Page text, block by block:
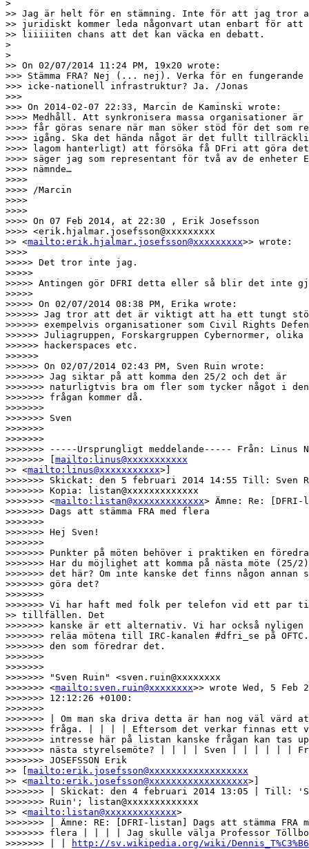
>
>> Jag är helt för en stämning. Inte för att jag tror
>> juridiskt kommer leda någonvart utan enbart för
>> liiiiiten chans att det kan väcka en debatt.
>
>
>> On 02/07/2014 11:24 PM, 19x20 wrote:
>>> Stämma FRA? Nej (... nej). Verka för en
>>> icke-nationell infrastruktur? Ja. /Jonas
>>>
>>> On 2014-02-07 22:33, Marcin de Kaminski wrote:
>>>> Medhåll. Att synkronisera massa organisationer är
>>>> får göras senare när man söker stöd för det som
>>>> igång. Ska det hända något är det fullt
>>>> lagom hanterligt) att försöka få DFri att göra
>>>> säger jag som representant för två av de enheter
>>>> nämnde…
>>>>
>>>> /Marcin
>>>>
>>>>
>>>> On 07 Feb 2014, at 22:30 , Erik Josefsson
>>>> <erik.hjalmar.josefsson@xxxxxxxxx
>> <mailto:erik.hjalmar.josefsson@xxxxxxxxx>> wrote:
>>>>
>>>>> Det tror inte jag.
>>>>>
>>>>> Antingen gör DFRI detta eller så blir det inte
>>>>>
>>>>> On 02/07/2014 08:38 PM, Erika wrote:
>>>>>> Jag tror att det är viktigt att ha ett tungt
>>>>>> exempelvis organisationer som Civil Rights
>>>>>> Juliagruppen, Forskargruppen Cybernormer, olika
>>>>>> hackerspaces etc.
>>>>>>
>>>>>> On 02/07/2014 02:43 PM, Sven Ruin wrote:
>>>>>>> Jag siktar på att komma den 25/2 och det är
>>>>>>> naturligtvis bra om fler som tycker något i
>>>>>>> frågan kommer då.
>>>>>>>
>>>>>>> Sven
>>>>>>>
>>>>>>>
>>>>>>> -----Ursprungligt meddelande----- Från: Linus
>>>>>>> [ mailto:linus@xxxxxxxxxxx
>> <mailto:linus@xxxxxxxxxxx>]
>>>>>>> Skickat: den 5 februari 2014 14:55 Till: Sven
>>>>>>> Kopia: listan@xxxxxxxxxxxxx
>>>>>>> <mailto:listan@xxxxxxxxxxxxx> Ämne: Re:
>>>>>>> Dags att stämma FRA med flera
>>>>>>>
>>>>>>> Hej Sven!
>>>>>>>
>>>>>>> Punkter på möten behöver i praktiken en
>>>>>>> Har du möjlighet att komma på nästa möte (25/
>>>>>>> det här? Om inte kanske det finns någon annan
>>>>>>> göra det?
>>>>>>>
>>>>>>> Vi har haft med folk per telefon vid ett par
>> tillfällen. Det
>>>>>>> kanske är ett alternativ. Vi har också
>>>>>>> reläa mötena till IRC-kanalen #dfri_se på
>>>>>>> den som föredrar det.
>>>>>>>
>>>>>>>
>>>>>>> "Sven Ruin" <sven.ruin@xxxxxxxx
>>>>>>> <mailto:sven.ruin@xxxxxxxx>> wrote Wed, 5 Feb
>>>>>>> 12:12:26 +0100:
>>>>>>>
>>>>>>> | Om man ska driva detta är han nog väl värd
>>>>>>> fråga. | | | | Eftersom det verkar finnas ett
>>>>>>> intresse här på listan kanske frågan kan tas
>>>>>>> nästa styrelsemöte? | | | | Sven | | | | | |
>>>>>>> JOSEFSSON Erik
>> [ mailto:erik.josefsson@xxxxxxxxxxxxxxxxxx
>> <mailto:erik.josefsson@xxxxxxxxxxxxxxxxxx>]
>>>>>>> | Skickat: den 4 februari 2014 13:05 | Till:
>>>>>>> Ruin'; listan@xxxxxxxxxxxxx
>> <mailto:listan@xxxxxxxxxxxxx>
>>>>>>> | Ämne: RE: [DFRI-listan] Dags att stämma FRA
>>>>>>> flera | | | | Jag skulle välja Professor
>>>>>>> | |
http://sv.wikipedia.org/wiki/